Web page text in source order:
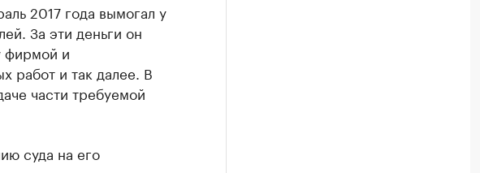
2017 года вымогал у
За эти деньги он
фирмой и
работ и так далее. В
части требуемой
суда на его